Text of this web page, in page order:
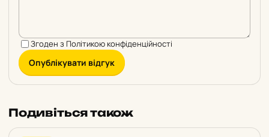
Згоден з Політикою конфіденційності
Опублікувати відгук
Подивіться також